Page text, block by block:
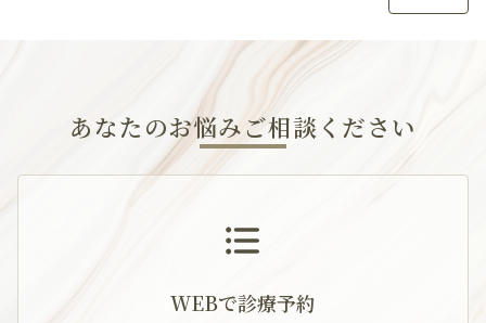
あなたのお悩みご相談ください
WEBで診療予約